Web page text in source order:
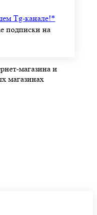
Tg-канале!*
подписки на
магазина и
магазинах